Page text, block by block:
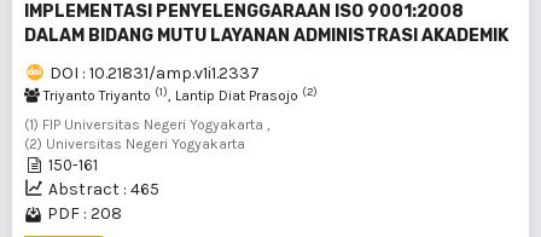
IMPLEMENTASI PENYELENGGARAAN ISO 9001:2008
DALAM BIDANG MUTU LAYANAN ADMINISTRASI AKADEMIK
DOI : 10.21831/amp.v1i1.2337
Triyanto Triyanto (1), Lantip Diat Prasojo (2)
(1) FIP Universitas Negeri Yogyakarta ,
(2) Universitas Negeri Yogyakarta
150-161
Abstract : 465
PDF : 208